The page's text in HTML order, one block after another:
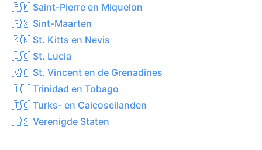
🇵🇲 Saint-Pierre en Miquelon
🇸🇽 Sint-Maarten
🇰🇳 St. Kitts en Nevis
🇱🇨 St. Lucia
🇻🇨 St. Vincent en de Grenadines
🇹🇹 Trinidad en Tobago
🇹🇨 Turks- en Caicoseilanden
🇺🇸 Verenigde Staten